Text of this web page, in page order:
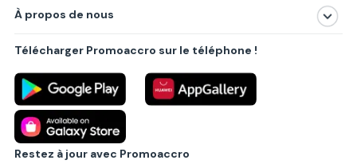
Produits
Villes principales
À propos de nous
Politique de confidentialité
Règlements
Partenariat B2B
Blog
Contact
Télécharger Promoaccro sur le téléphone !
Restez à jour avec Promoaccro